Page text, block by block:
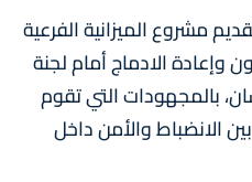
مشروع الميزانية الفرعية
وإعادة الادماج أمام لجنة
بالمجهودات التي تقوم
الانضباط والأمن داخل